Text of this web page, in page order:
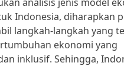
Indonesia, diharapkan
langkah-langkah yang
ekonomi yang
inklusif. Sehingga,